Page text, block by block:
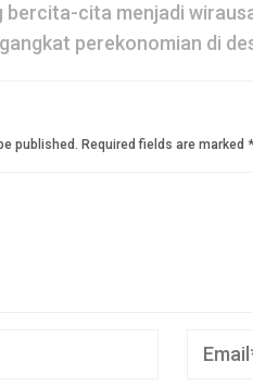
bercita-cita menjadi
perekonomian di
published. Required fields are marked *